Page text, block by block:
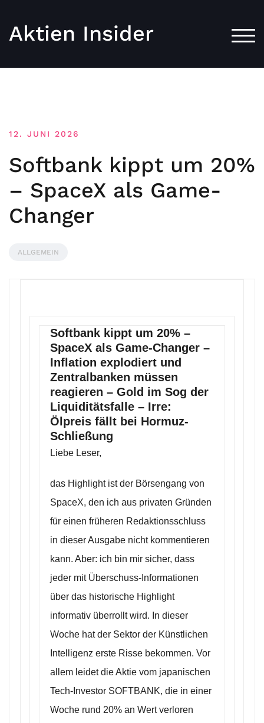
Aktien Insider
12. JUNI 2026
Softbank kippt um 20%
– SpaceX als Game-
Changer
ALLGEMEIN
Softbank kippt um 20% –
SpaceX als Game-Changer –
Inflation explodiert und
Zentralbanken müssen
reagieren – Gold im Sog der
Liquiditätsfalle – Irre:
Ölpreis fällt bei Hormuz-
Schließung
Liebe Leser,
das Highlight ist der Börsengang von
SpaceX, den ich aus privaten Gründen
für einen früheren Redaktionsschluss
in dieser Ausgabe nicht kommentieren
kann. Aber: ich bin mir sicher, dass
jeder mit Überschuss-Informationen
über das historische Highlight
informativ überrollt wird. In dieser
Woche hat der Sektor der Künstlichen
Intelligenz erste Risse bekommen. Vor
allem leidet die Aktie vom japanischen
Tech-Investor SOFTBANK, die in einer
Woche rund 20% an Wert verloren